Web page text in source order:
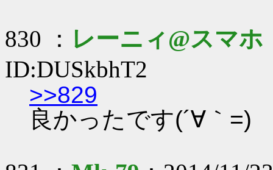
830 ： レーニィ@スマホ
ID:DUSkbhT2
>>829
良かったです(´∀｀=)